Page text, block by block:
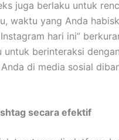
juga berlaku untuk
waktu yang Anda
hari ini”
berinteraksi
di media sosial
secara efektif